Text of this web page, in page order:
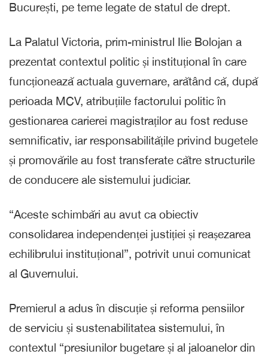
București, pe teme legate de statul de drept.
La Palatul Victoria, prim-ministrul Ilie Bolojan a
prezentat contextul politic și instituțional în care
funcționează actuala guvernare, arătând că, după
perioada MCV, atribuțiile factorului politic în
gestionarea carierei magistraților au fost reduse
semnificativ, iar responsabilitățile privind bugetele
și promovările au fost transferate către structurile
de conducere ale sistemului judiciar.
“Aceste schimbări au avut ca obiectiv
consolidarea independenței justiției și reașezarea
echilibrului instituțional”, potrivit unui comunicat
al Guvernului.
Premierul a adus în discuție și reforma pensiilor
de serviciu și sustenabilitatea sistemului, în
contextul “presiunilor bugetare și al jaloanelor din